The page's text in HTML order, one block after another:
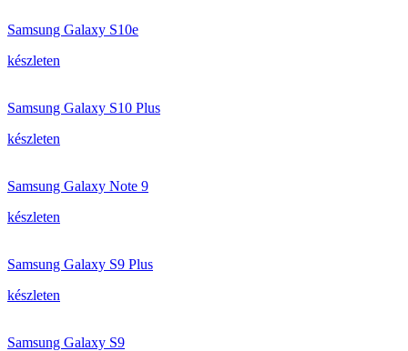
Samsung Galaxy S10e
készleten
Samsung Galaxy S10 Plus
készleten
Samsung Galaxy Note 9
készleten
Samsung Galaxy S9 Plus
készleten
Samsung Galaxy S9